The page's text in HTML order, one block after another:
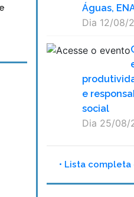
Águas,
e
social
• Lista completa